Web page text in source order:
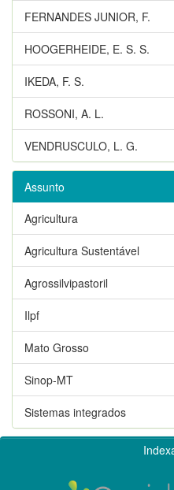
FERNANDES JUNIOR, F.
HOOGERHEIDE, E. S. S.
IKEDA, F. S.
ROSSONI, A. L.
VENDRUSCULO, L. G.
Assunto
Agricultura
Agricultura Sustentável
Agrossilvipastoril
Ilpf
Mato Grosso
Sinop-MT
Sistemas integrados